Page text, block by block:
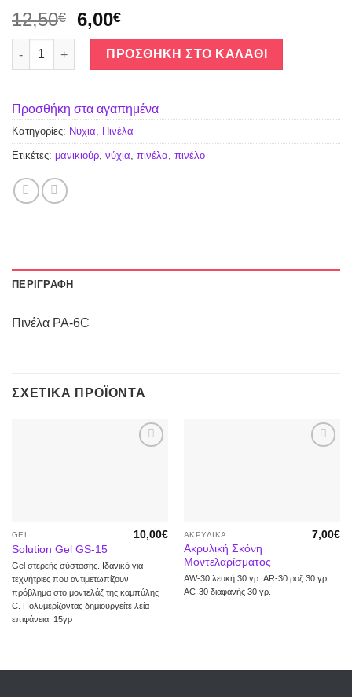
12,50€ 6,00€
Πινέλα PA-6C ποσότητα
ΠΡΟΣΘΉΚΗ ΣΤΟ ΚΑΛΆΘΙ
Προσθήκη στα αγαπημένα
Κατηγορίες: Νύχια, Πινέλα
Ετικέτες: μανικιούρ, νύχια, πινέλα, πινέλο
ΠΕΡΙΓΡΑΦΉ
Πινέλα PA-6C
ΣΧΕΤΙΚΆ ΠΡΟΪΌΝΤΑ
GEL
Solution Gel GS-15
10,00€
Gel στερεής σύστασης. Ιδανικό για
τεχνήτριες που αντιμετωπίζουν
πρόβλημα στο μοντελάζ της καμπύλης
C. Πολυμερίζοντας δημιουργείτε λεία
επιφάνεια. 15γρ
ΑΚΡΥΛΙΚΆ
Ακρυλική Σκόνη
Μοντελαρίσματος
7,00€
AW-30 λευκή 30 γρ. AR-30 ροζ 30 γρ.
AC-30 διαφανής 30 γρ.